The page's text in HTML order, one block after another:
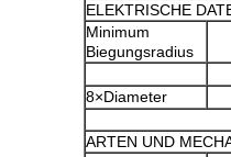
ELEKTRISCHE
Minimum
Biegungsradius
8×Diameter
ARTEN UND